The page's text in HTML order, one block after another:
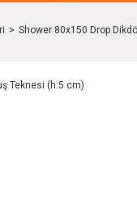
Shower 80x150 Drop